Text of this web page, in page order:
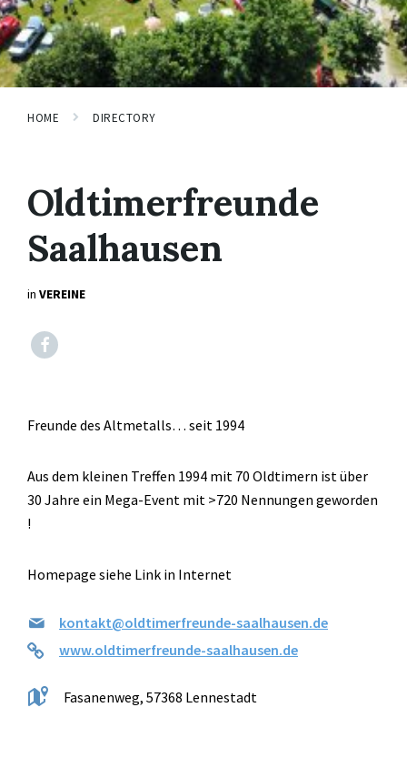
HOME DIRECTORY
Oldtimerfreunde
Saalhausen
in VEREINE
Facebook
Freunde des Altmetalls… seit 1994
Aus dem kleinen Treffen 1994 mit 70 Oldtimern ist über
30 Jahre ein Mega-Event mit >720 Nennungen geworden
!
Homepage siehe Link in Internet
kontakt@oldtimerfreunde-saalhausen.de
www.oldtimerfreunde-saalhausen.de
Fasanenweg, 57368 Lennestadt